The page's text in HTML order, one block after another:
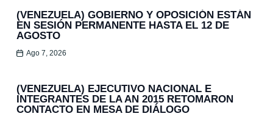
(VENEZUELA) GOBIERNO Y OPOSICIÓN ESTÁN
EN SESIÓN PERMANENTE HASTA EL 12 DE
AGOSTO
Ago 7, 2026
(VENEZUELA) EJECUTIVO NACIONAL E
INTEGRANTES DE LA AN 2015 RETOMARON
CONTACTO EN MESA DE DIÁLOGO